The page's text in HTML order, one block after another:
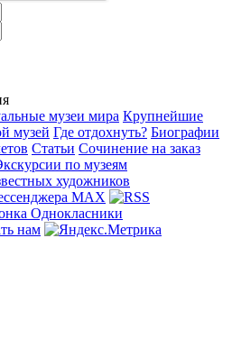
музеи мира Крупнейшие
музей Где отдохнуть? Биографии
Статьи Сочинение на заказ
по музеям
художников
нам